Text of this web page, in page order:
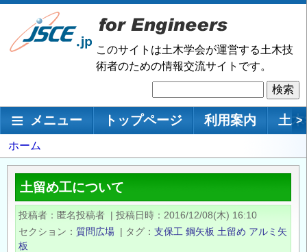
メ
ン
移
このサイトは土木学会が運営する土木技
術者のための情報交流サイトです。
索
メインナビゲーション
メニュー トップページ 利用案内 土 >
パ
ン
ず
ホーム
土留め工について
投稿者 匿名投稿者 | 投稿日時
2016/12/08(木) 16:10
セクション
質問広場 | タグ 支保工 鋼矢板 土留め アルミ矢
板